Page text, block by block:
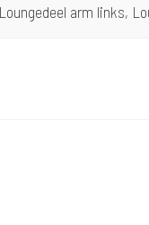
Loungedeel arm links,